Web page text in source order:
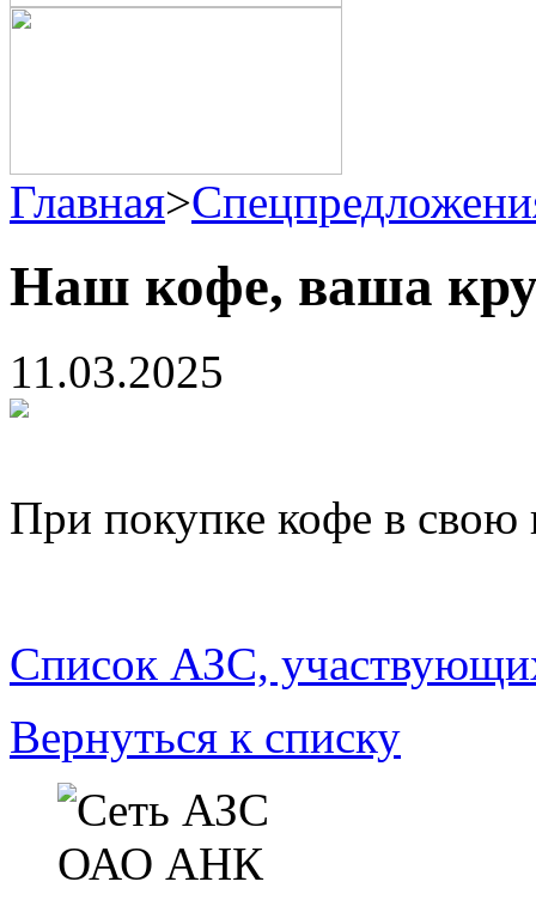
Главная>
Наш кофе, ваша
11.03.2025
При покупке кофе в свою
Список АЗС,
Вернуться к списку